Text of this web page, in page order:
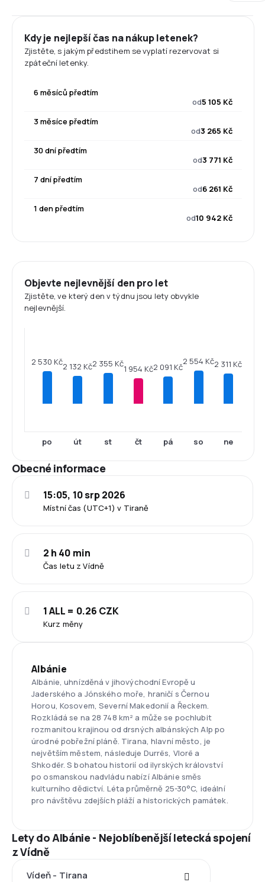
Kdy je nejlepší čas na nákup letenek?
Zjistěte, s jakým předstihem se vyplatí rezervovat si
zpáteční letenky.
6 měsíců předtím
od5 105 Kč
3 měsíce předtím
od3 265 Kč
30 dní předtím
od3 771 Kč
7 dní předtím
od6 261 Kč
1 den předtím
od10 942 Kč
Objevte nejlevnější den pro let
Zjistěte, ve který den v týdnu jsou lety obvykle
nejlevnější.
2 530 Kč
po
2 132 Kč
út
2 355 Kč
st
1 954 Kč
čt
2 091 Kč
pá
2 554 Kč
so
2 311 Kč
ne
Obecné informace
Místní čas (UTC+1) v Tiraně
15:05, 10 srp 2026
Čas letu z Vídně
2 h 40 min
Kurz měny
1 ALL = 0.26 CZK
Albánie
Albánie, uhnízděná v jihovýchodní Evropě u
Jaderského a Jónského moře, hraničí s Černou
Horou, Kosovem, Severní Makedonií a Řeckem.
Rozkládá se na 28 748 km² a může se pochlubit
rozmanitou krajinou od drsných albánských Alp po
úrodné pobřežní pláně. Tirana, hlavní město, je
největším městem, následuje Durrës, Vlorë a
Shkodër. S bohatou historií od ilyrských království
po osmanskou nadvládu nabízí Albánie směs
kulturního dědictví. Léta průměrně 25-30°C, ideální
pro návštěvu zdejších pláží a historických památek.
Lety do Albánie - Nejoblíbenější letecká spojení
z Vídně
Vídeň - Tirana